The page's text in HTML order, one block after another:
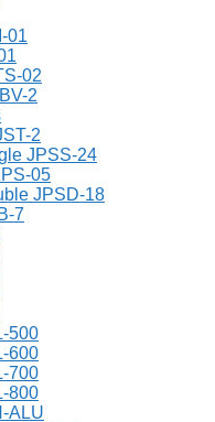
01
02
2
2
JPSS-24
05
JPSD-18
7
500
600
700
800
ALU